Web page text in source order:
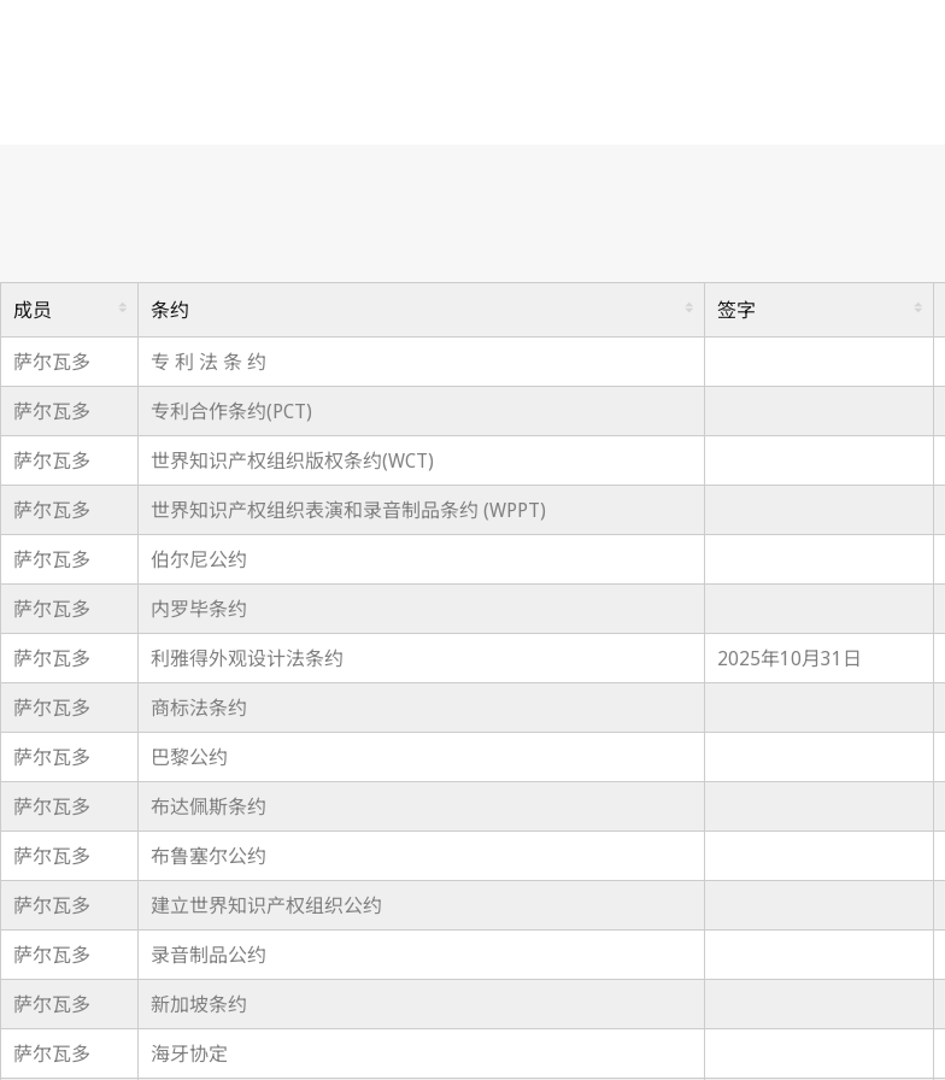
成员 条约 签字
萨尔瓦多
专 利 法 条 约
萨尔瓦多
专利合作条约(PCT)
萨尔瓦多
世界知识产权组织版权条约(WCT)
萨尔瓦多
世界知识产权组织表演和录音制品条约 (WPPT)
萨尔瓦多
伯尔尼公约
萨尔瓦多
内罗毕条约
萨尔瓦多
利雅得外观设计法条约 2025年10月31日
萨尔瓦多
商标法条约
萨尔瓦多
巴黎公约
萨尔瓦多
布达佩斯条约
萨尔瓦多
布鲁塞尔公约
萨尔瓦多
建立世界知识产权组织公约
萨尔瓦多
录音制品公约
萨尔瓦多
新加坡条约
萨尔瓦多
海牙协定